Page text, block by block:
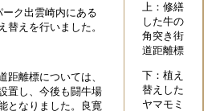
ク出雲崎内にある
替えを行いました。
離標については、
置し、今後も闘牛場
となりました。良寛
上：修繕
した牛の
角突き街
道距離標
下：植え
替えした
ヤマモミ